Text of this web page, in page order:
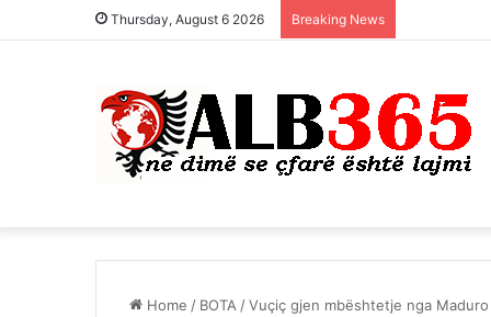
Thursday, August 6 2026 Breaking News
Home / BOTA /Vuçiç gjen mbështetje nga